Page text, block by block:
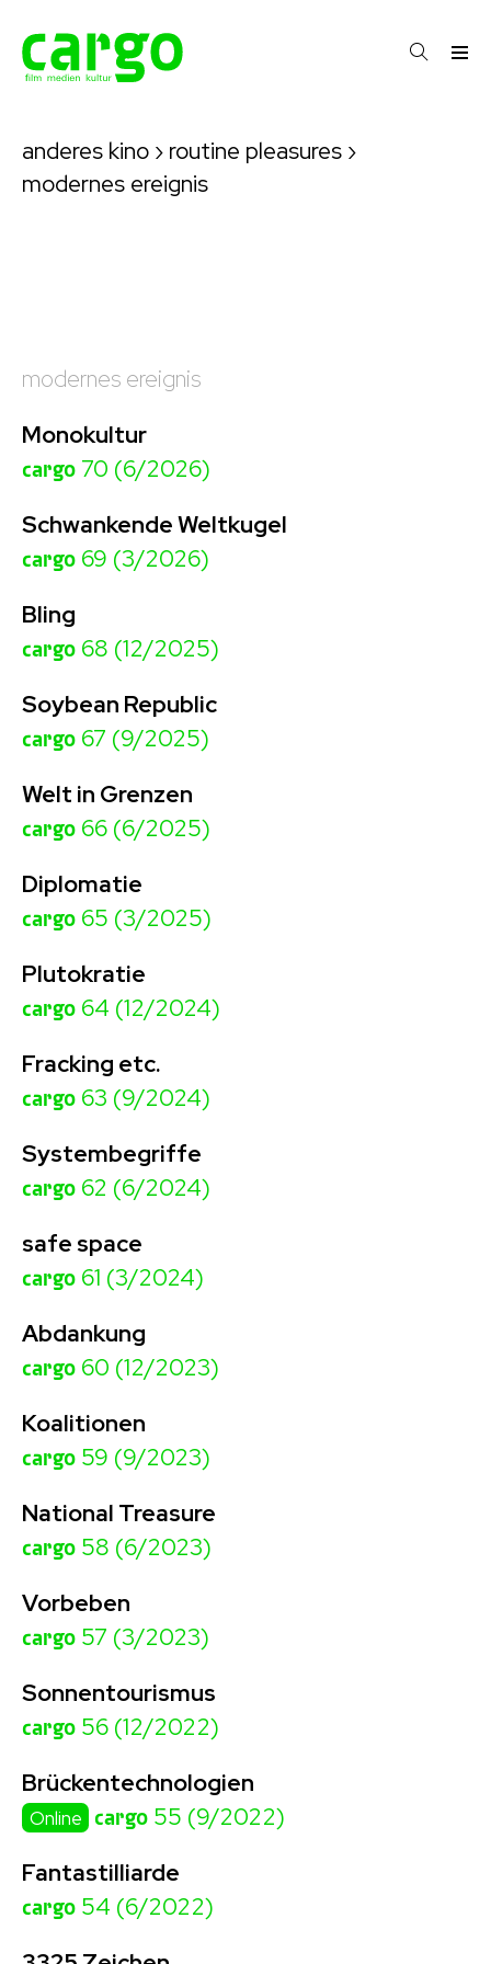
anderes kino › routine pleasures ›
modernes ereignis
modernes ereignis
Monokultur
cargo 70 (6/2026)
Schwankende Weltkugel
cargo 69 (3/2026)
Bling
cargo 68 (12/2025)
Soybean Republic
cargo 67 (9/2025)
Welt in Grenzen
cargo 66 (6/2025)
Diplomatie
cargo 65 (3/2025)
Plutokratie
cargo 64 (12/2024)
Fracking etc.
cargo 63 (9/2024)
Systembegriffe
cargo 62 (6/2024)
safe space
cargo 61 (3/2024)
Abdankung
cargo 60 (12/2023)
Koalitionen
cargo 59 (9/2023)
National Treasure
cargo 58 (6/2023)
Vorbeben
cargo 57 (3/2023)
Sonnentourismus
cargo 56 (12/2022)
Brückentechnologien
Online cargo 55 (9/2022)
Fantastilliarde
cargo 54 (6/2022)